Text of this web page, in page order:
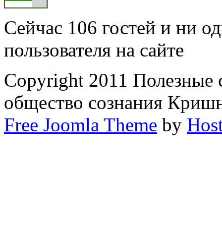
Сейчас 106 гостей и ни
пользователя на сайте
Copyright 2011 Полезные
общество сознания
Free Joomla Theme by